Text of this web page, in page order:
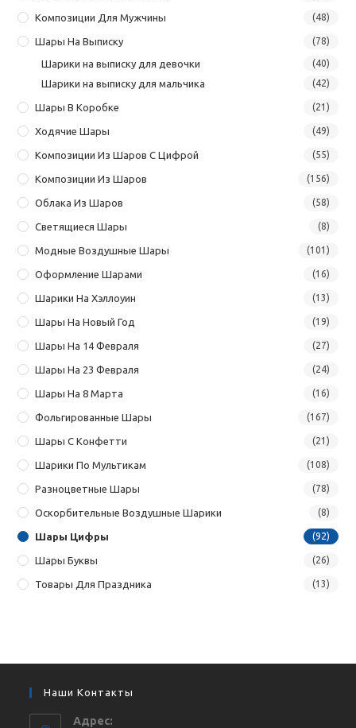
Композиции Для Мужчины (48)
Шары На Выписку (78)
Шарики на выписку для девочки (40)
Шарики на выписку для мальчика (42)
Шары В Коробке (21)
Ходячие Шары (49)
Композиции Из Шаров С Цифрой (55)
Композиции Из Шаров (156)
Облака Из Шаров (58)
Светящиеся Шары (8)
Модные Воздушные Шары (101)
Оформление Шарами (16)
Шарики На Хэллоуин (13)
Шары На Новый Год (19)
Шары На 14 Февраля (27)
Шары На 23 Февраля (24)
Шары На 8 Марта (16)
Фольгированные Шары (167)
Шары С Конфетти (21)
Шарики По Мультикам (108)
Разноцветные Шары (78)
Оскорбительные Воздушные Шарики (8)
Шары Цифры (92)
Шары Буквы (26)
Товары Для Праздника (13)
Наши Контакты
Адрес: